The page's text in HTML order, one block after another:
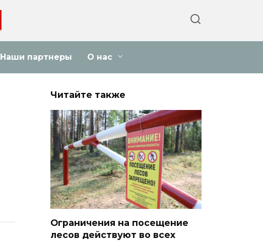
Наши партнеры О нас
Читайте также
Ограничения на посещение
лесов действуют во всех